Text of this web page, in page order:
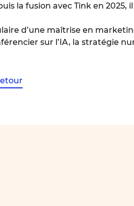
la fusion avec Tink en
d’une maîtrise en
sur l’IA, la stratégie